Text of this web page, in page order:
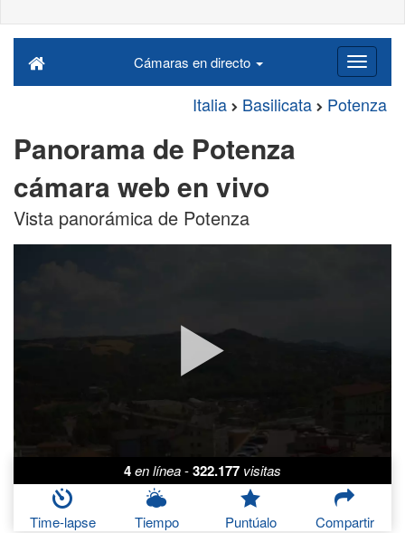
Cámaras en directo
Italia Basilicata Potenza
Panorama de Potenza
cámara web en vivo
Vista panorámica de Potenza
4en línea-322.177 visitas
Time-lapse Tiempo Puntúalo Compartir